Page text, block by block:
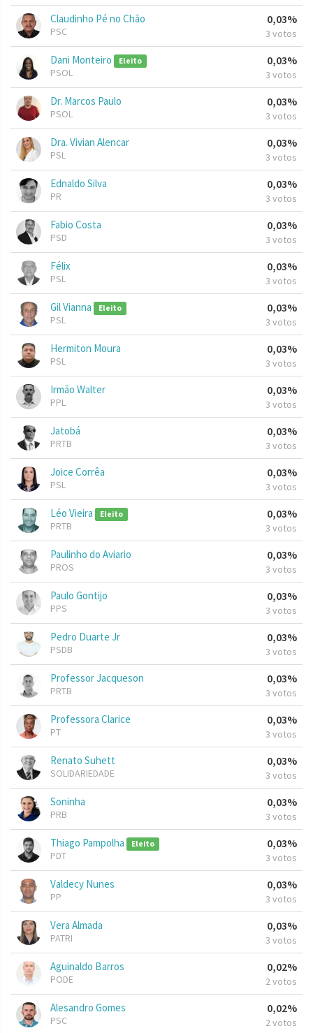
Claudinho Pé no Chão
PSC
0,03%
3 votos
Dani Monteiro Eleito
PSOL
0,03%
3 votos
Dr. Marcos Paulo
PSOL
0,03%
3 votos
Dra. Vivian Alencar
PSL
0,03%
3 votos
Ednaldo Silva
PR
0,03%
3 votos
Fabio Costa
PSD
0,03%
3 votos
Félix
PSL
0,03%
3 votos
Gil Vianna Eleito
PSL
0,03%
3 votos
Hermiton Moura
PSL
0,03%
3 votos
Irmão Walter
PPL
0,03%
3 votos
Jatobá
PRTB
0,03%
3 votos
Joice Corrêa
PSL
0,03%
3 votos
Léo Vieira Eleito
PRTB
0,03%
3 votos
Paulinho do Aviario
PROS
0,03%
3 votos
Paulo Gontijo
PPS
0,03%
3 votos
Pedro Duarte Jr
PSDB
0,03%
3 votos
Professor Jacqueson
PRTB
0,03%
3 votos
Professora Clarice
PT
0,03%
3 votos
Renato Suhett
SOLIDARIEDADE
0,03%
3 votos
Soninha
PRB
0,03%
3 votos
Thiago Pampolha Eleito
PDT
0,03%
3 votos
Valdecy Nunes
PP
0,03%
3 votos
Vera Almada
PATRI
0,03%
3 votos
Aguinaldo Barros
PODE
0,02%
2 votos
Alesandro Gomes
PSC
0,02%
2 votos